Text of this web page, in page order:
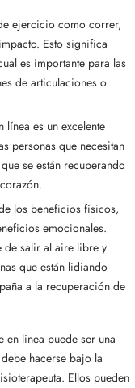
ejercicio como correr,
Esto significa
es importante para las
de articulaciones o
línea es un excelente
personas que necesitan
se están recuperando
los beneficios físicos,
emocionales.
de salir al aire libre y
que están lidiando
a la recuperación de
en línea puede ser una
hacerse bajo la
Ellos pueden